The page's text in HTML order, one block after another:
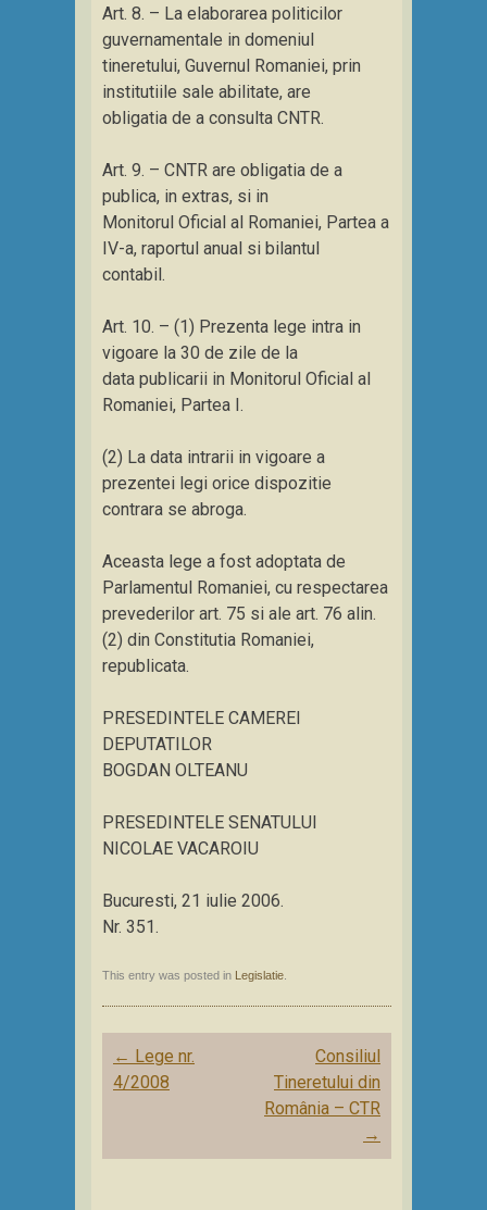
Art. 8. – La elaborarea politicilor
guvernamentale in domeniul
tineretului, Guvernul Romaniei, prin
institutiile sale abilitate, are
obligatia de a consulta CNTR.
Art. 9. – CNTR are obligatia de a
publica, in extras, si in
Monitorul Oficial al Romaniei, Partea a
IV-a, raportul anual si bilantul
contabil.
Art. 10. – (1) Prezenta lege intra in
vigoare la 30 de zile de la
data publicarii in Monitorul Oficial al
Romaniei, Partea I.
(2) La data intrarii in vigoare a
prezentei legi orice dispozitie
contrara se abroga.
Aceasta lege a fost adoptata de
Parlamentul Romaniei, cu respectarea
prevederilor art. 75 si ale art. 76 alin.
(2) din Constitutia Romaniei,
republicata.
PRESEDINTELE CAMEREI
DEPUTATILOR
BOGDAN OLTEANU
PRESEDINTELE SENATULUI
NICOLAE VACAROIU
Bucuresti, 21 iulie 2006.
Nr. 351.
This entry was posted in Legislatie
Post
navigation
← Lege nr.
4/2008
Consiliul
Tineretului din
România – CTR
→